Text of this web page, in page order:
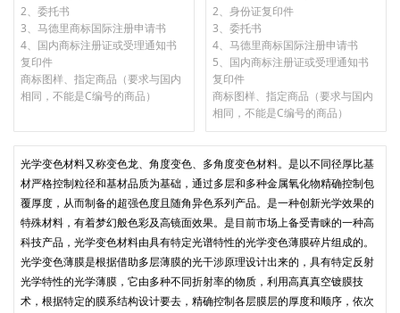
2、委托书
3、马德里商标国际注册申请书
4、国内商标注册证或受理通知书
复印件
商标图样、指定商品（要求与国内
相同，不能是C编号的商品）
2、身份证复印件
3、委托书
4、马德里商标国际注册申请书
5、国内商标注册证或受理通知书
复印件
商标图样、指定商品（要求与国内
相同，不能是C编号的商品）
光学变色材料又称变色龙、角度变色、多角度变色材料。是以不同径厚比基
材严格控制粒径和基材品质为基础，通过多层和多种金属氧化物精确控制包
覆厚度，从而制备的超强色度且随角异色系列产品。是一种创新光学效果的
特殊材料，有着梦幻般色彩及高镜面效果。是目前市场上备受青睐的一种高
科技产品，光学变色材料由具有特定光谱特性的光学变色薄膜碎片组成的。
光学变色薄膜是根据借助多层薄膜的光干涉原理设计出来的，具有特定反射
光学特性的光学薄膜，它由多种不同折射率的物质，利用高真真空镀膜技
术，根据特定的膜系结构设计要去，精确控制各层膜层的厚度和顺序，依次